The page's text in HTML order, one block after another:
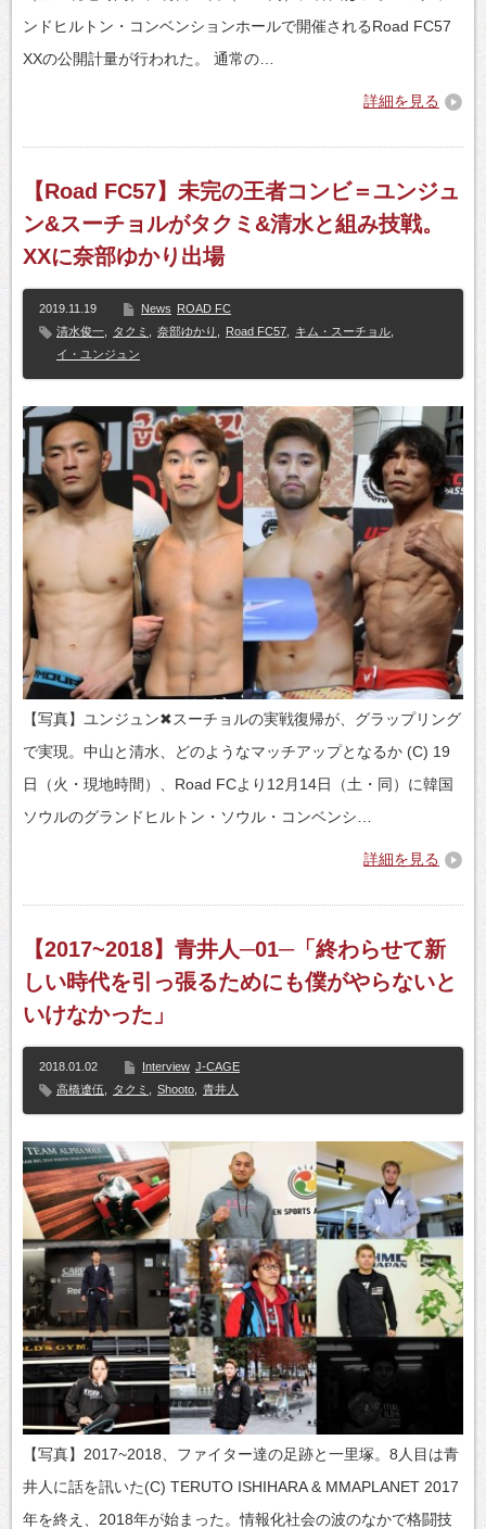
ンドヒルトン・コンベンションホールで開催されるRoad FC57
XXの公開計量が行われた。 通常の…
詳細を見る
【Road FC57】未完の王者コンビ＝ユンジュ
ン&スーチョルがタクミ&清水と組み技戦。
XXに奈部ゆかり出場
2019.11.19 News ROAD FC
清水俊一
タクミ 奈部ゆかり Road FC57 キム・スーチョル
イ・ユンジュン
【写真】ユンジュン✖スーチョルの実戦復帰が、グラップリング
で実現。中山と清水、どのようなマッチアップとなるか (C) 19
日（火・現地時間）、Road FCより12月14日（土・同）に韓国
ソウルのグランドヒルトン・ソウル・コンベンシ…
詳細を見る
【2017~2018】青井人─01─「終わらせて新
しい時代を引っ張るためにも僕がやらないと
いけなかった」
2018.01.02 Interview J-CAGE
高橋遼伍
タクミ Shooto 青井人
【写真】2017~2018、ファイター達の足跡と一里塚。8人目は青
井人に話を訊いた(C) TERUTO ISHIHARA & MMAPLANET 2017
年を終え、2018年が始まった。情報化社会の波のなかで格闘技